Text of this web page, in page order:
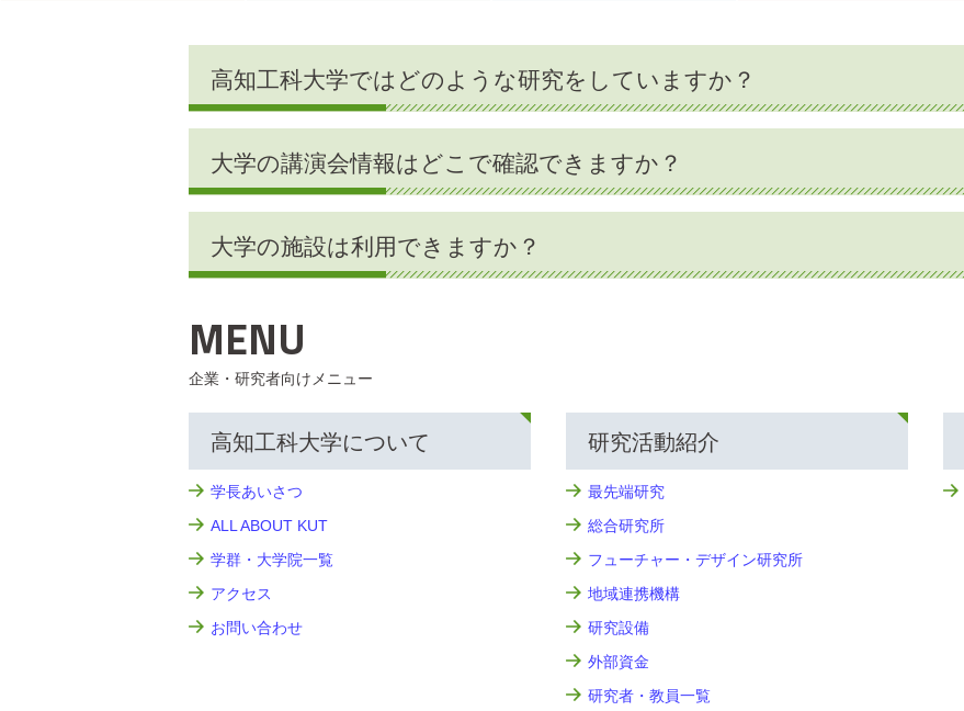
高知工科大学ではどのような研究をしていますか？
大学の講演会情報はどこで確認できますか？
大学の施設は利用できますか？
MENU
企業・研究者向けメニュー
高知工科大学について
学長あいさつ
ALL ABOUT KUT
学群・大学院一覧
アクセス
お問い合わせ
研究活動紹介
最先端研究
総合研究所
フューチャー・デザイン研究所
地域連携機構
研究設備
外部資金
研究者・教員一覧